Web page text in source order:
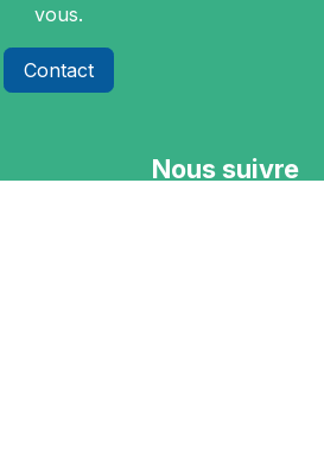
vous.
Contact
Nous suivre